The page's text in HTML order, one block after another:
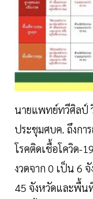
นายแพทย์ทวีศิลป์
ประชุมศบค. ถึงกา
โรคติดเชื้อโควิด-
งวดจาก 0 เป็น 6
45 จังหวัดและพื้น